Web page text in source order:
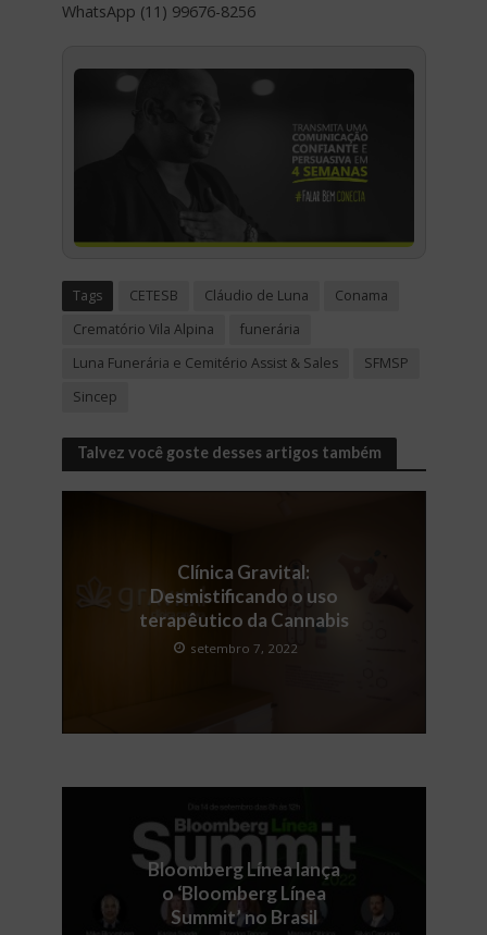
WhatsApp (11) 99676-8256
Tags CETESB Cláudio de Luna
Conama
Crematório Vila Alpina
funerária
Luna Funerária e Cemitério Assist & Sales
SFMSP
Sincep
Talvez você goste desses artigos também
Clínica Gravital:
Desmistificando o uso
terapêutico da Cannabis
setembro 7, 2022
Bloomberg Línea lança
o ‘Bloomberg Línea
Summit’ no Brasil